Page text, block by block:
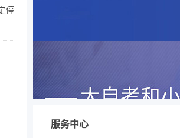
停
服务中心